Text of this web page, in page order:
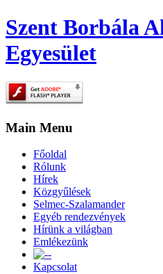
Szent Borbála
Egyesület
Main Menu
Főoldal
Rólunk
Hírek
Közgyűlések
Selmec-Szalamander
Egyéb rendezvények
Hírünk a világban
Emlékezünk
-
Kapcsolat